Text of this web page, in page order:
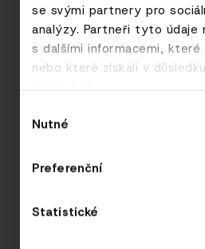
se svými partnery pro
analýzy. Partneři tyto údaje
s dalšími informacemi,
nebo které získali v
jejich služby.
souhlasu
Nutné
Preferenční
Statistické